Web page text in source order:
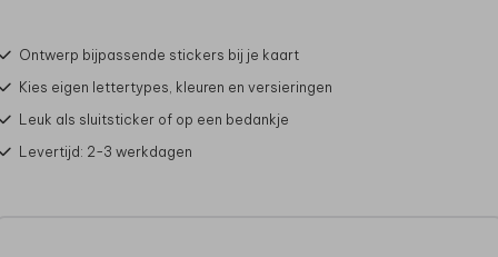
Ontwerp bijpassende stickers bij je kaart
Kies eigen lettertypes, kleuren en versieringen
Leuk als sluitsticker of op een bedankje
Levertijd: 2-3 werkdagen